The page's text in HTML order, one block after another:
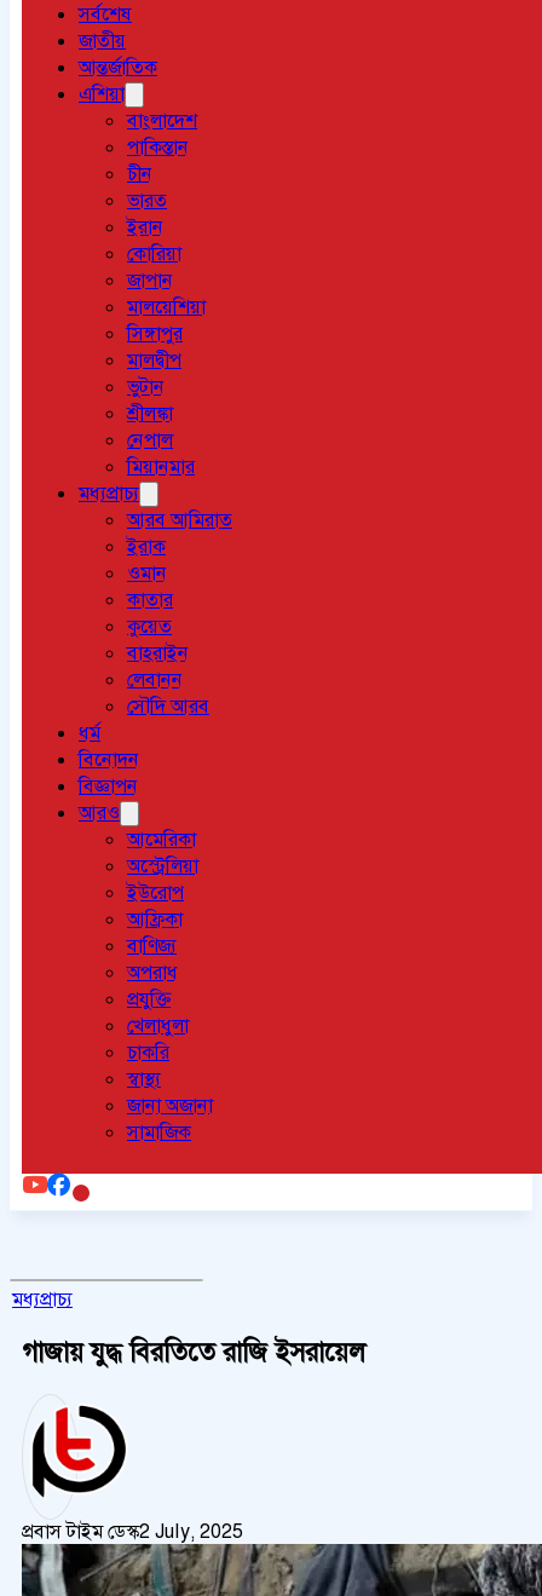
সর্বশেষ
জাতীয়
আন্তর্জাতিক
এশিয়া
বাংলাদেশ
পাকিস্তান
চীন
ভারত
ইরান
কোরিয়া
জাপান
মালয়েশিয়া
সিঙ্গাপুর
মালদ্বীপ
ভুটান
শ্রীলঙ্কা
নেপাল
মিয়ানমার
মধ্যপ্রাচ্য
আরব আমিরাত
ইরাক
ওমান
কাতার
কুয়েত
বাহরাইন
লেবানন
সৌদি আরব
ধর্ম
বিনোদন
বিজ্ঞাপন
আরও
আমেরিকা
অস্ট্রেলিয়া
ইউরোপ
আফ্রিকা
বাণিজ্য
অপরাধ
প্রযুক্তি
খেলাধুলা
চাকরি
স্বাস্থ্য
জানা অজানা
সামাজিক
মধ্যপ্রাচ্য
গাজায় যুদ্ধ বিরতিতে রাজি ইসরায়েল
প্রবাস টাইম ডেস্ক2 July, 2025